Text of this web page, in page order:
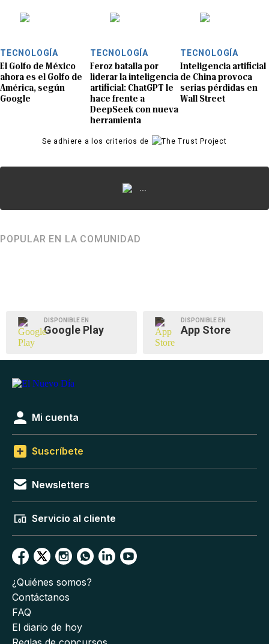
TECNOLOGÍA
El Golfo de México
ahora es el Golfo de
América, según
Google
TECNOLOGÍA
Feroz batalla por
liderar la inteligencia
artificial: ChatGPT le
hace frente a
DeepSeek con nueva
herramienta
TECNOLOGÍA
Inteligencia artificial
de China provoca
serias pérdidas en
Wall Street
Se adhiere a los criterios de
...
POPULAR EN LA COMUNIDAD
DISPONIBLE EN
Google Play
DISPONIBLE EN
App Store
Mi cuenta
Suscríbete
Newsletters
Servicio al cliente
¿Quiénes somos?
Contáctanos
FAQ
El diario de hoy